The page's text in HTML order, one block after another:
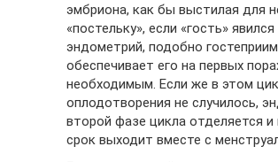
эмбриона, как бы выстилая для
«постельку», если «гость»
эндометрий, подобно
обеспечивает его на первых
необходимым. Если же в этом
оплодотворения не случилось,
второй фазе цикла отделяется
срок выходит вместе с